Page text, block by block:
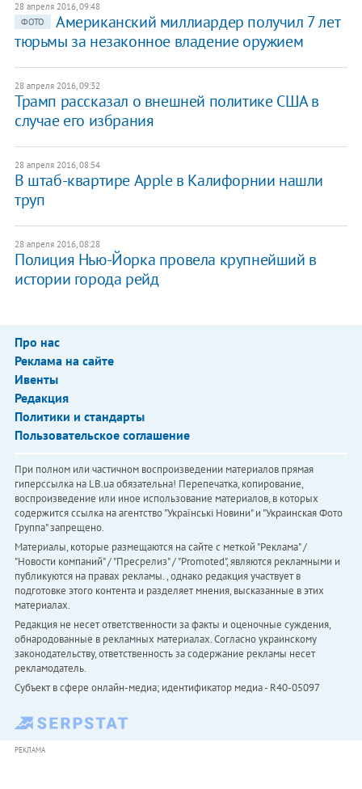
28 апреля 2016, 09:48
ФОТО
Американский миллиардер получил 7 лет
тюрьмы за незаконное владение оружием
28 апреля 2016, 09:32
Трамп рассказал о внешней политике США в
случае его избрания
28 апреля 2016, 08:54
В штаб-квартире Apple в Калифорнии нашли
труп
28 апреля 2016, 08:28
Полиция Нью-Йорка провела крупнейший в
истории города рейд
Про нас
Реклама на сайте
Ивенты
Редакция
Политики и стандарты
Пользовательское соглашение
При полном или частичном воспроизведении материалов прямая
гиперссылка на LB.ua обязательна! Перепечатка, копирование,
воспроизведение или иное использование материалов, в которых
содержится ссылка на агентство "Українськi Новини" и "Украинская Фото
Группа" запрещено.
Материалы, которые размещаются на сайте с меткой "Реклама" /
"Новости компаний" / "Пресрелиз" / "Promoted", являются рекламными и
публикуются на правах рекламы. , однако редакция участвует в
подготовке этого контента и разделяет мнения, высказанные в этих
материалах.
Редакция не несет ответственности за факты и оценочные суждения,
обнародованные в рекламных материалах. Согласно украинскому
законодательству, ответственность за содержание рекламы несет
рекламодатель.
Субъект в сфере онлайн-медиа; идентификатор медиа - R40-05097
РЕКЛАМА